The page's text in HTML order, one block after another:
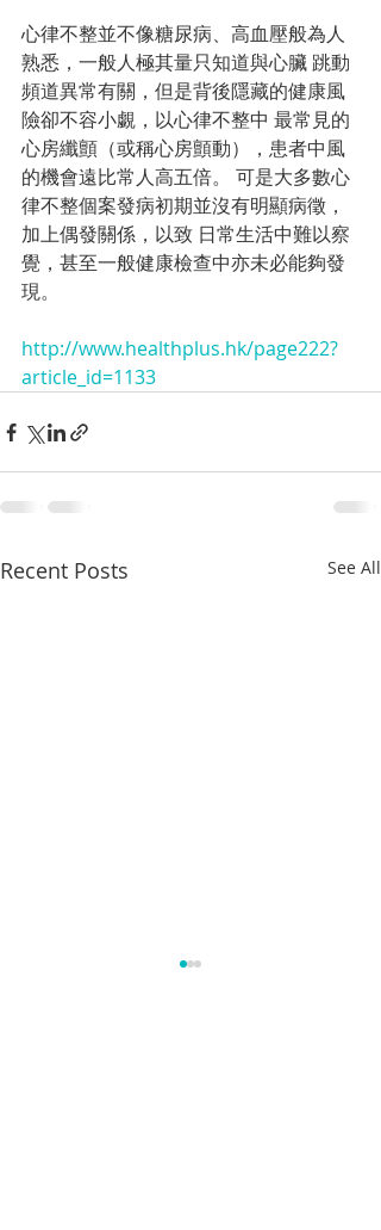
心律不整並不像糖尿病、高血壓般為人
熟悉，一般人極其量只知道與心臟 跳動
頻道異常有關，但是背後隱藏的健康風
險卻不容小覷，以心律不整中 最常見的
心房纖顫（或稱心房顫動），患者中風
的機會遠比常人高五倍。 可是大多數心
律不整個案發病初期並沒有明顯病徵，
加上偶發關係，以致 日常生活中難以察
覺，甚至一般健康檢查中亦未必能夠發
現。
http://www.healthplus.hk/page222?
article_id=1133
Recent Posts See All